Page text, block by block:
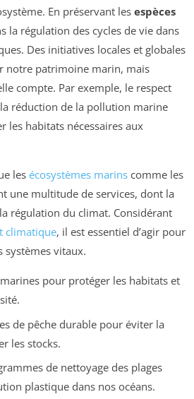
En préservant les espèces
la régulation des cycles de vie dans
Des initiatives locales et globales
notre patrimoine marin, mais
compte. Par exemple, le respect
réduction de la pollution marine
les habitats nécessaires aux
les écosystèmes marins comme les
une multitude de services, dont la
régulation du climat. Considérant
climatique, il est essentiel d’agir pour
systèmes vitaux.
pour protéger les habitats et
de pêche durable pour éviter la
les stocks.
de nettoyage des plages
plastique dans nos océans.